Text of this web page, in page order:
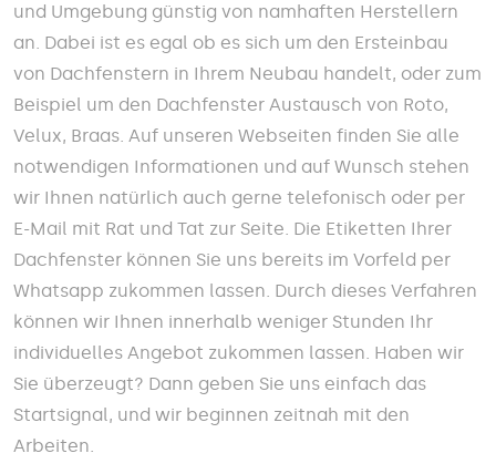
und Umgebung günstig von namhaften Herstellern
an. Dabei ist es egal ob es sich um den Ersteinbau
von Dachfenstern in Ihrem Neubau handelt, oder zum
Beispiel um den Dachfenster Austausch von Roto,
Velux, Braas. Auf unseren Webseiten finden Sie alle
notwendigen Informationen und auf Wunsch stehen
wir Ihnen natürlich auch gerne telefonisch oder per
E-Mail mit Rat und Tat zur Seite. Die Etiketten Ihrer
Dachfenster können Sie uns bereits im Vorfeld per
Whatsapp zukommen lassen. Durch dieses Verfahren
können wir Ihnen innerhalb weniger Stunden Ihr
individuelles Angebot zukommen lassen. Haben wir
Sie überzeugt? Dann geben Sie uns einfach das
Startsignal, und wir beginnen zeitnah mit den
Arbeiten.